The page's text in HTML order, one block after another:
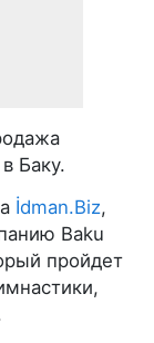
Баку.
İdman.Biz,
Baku
пройдет